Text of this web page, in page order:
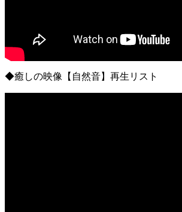
◆癒しの映像【自然音】再生リスト